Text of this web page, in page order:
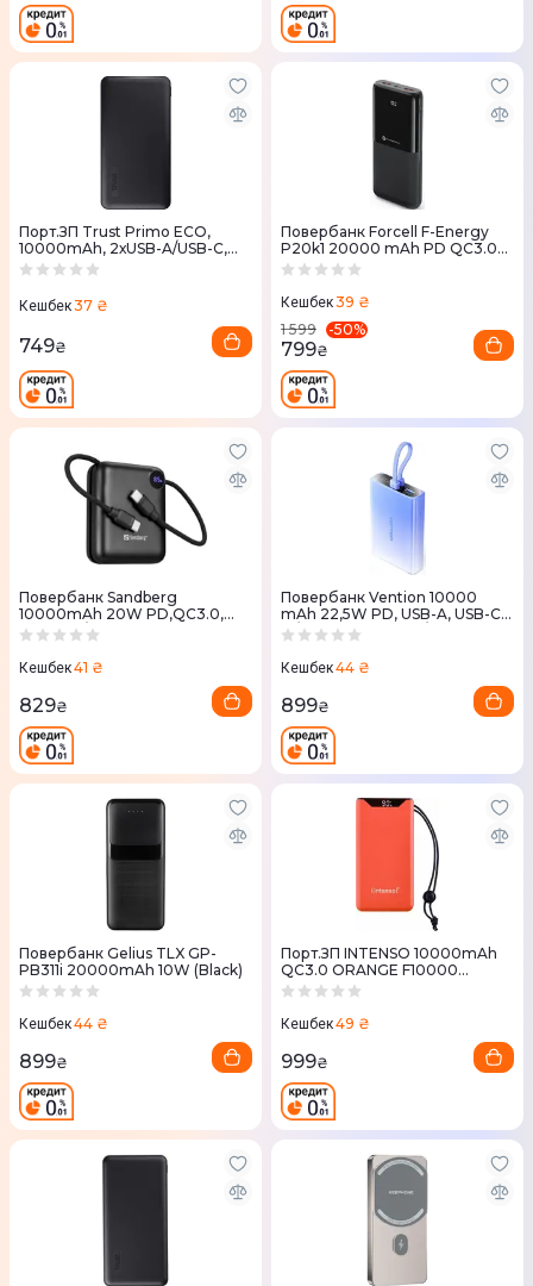
Порт.ЗП Trust Primo ECO,
10000mAh, 2хUSB-A/USB-C,
15W, чорний
Кешбек37 ₴
749₴
Повербанк Forcell F-Energy
P20k1 20000 mAh PD QC3.0
3A 20W
Кешбек39 ₴
1 599
-50%
799₴
Повербанк Sandberg
10000mAh 20W PD,QC3.0,
USB-C In/Out, with built-in
Кешбек41 ₴
829₴
Повербанк Vention 10000
mAh 22,5W PD, USB-A, USB-C
In/Out, Lightning In/Out, Синій
Кешбек44 ₴
899₴
Повербанк Gelius TLX GP-
PB311i 20000mAh 10W (Black)
Кешбек44 ₴
899₴
Порт.ЗП INTENSO 10000mAh
QC3.0 ORANGE F10000
7332038
Кешбек49 ₴
999₴